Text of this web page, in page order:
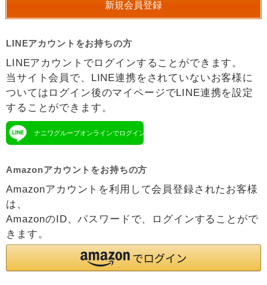
LINEアカウントをお持ちの方
LINEアカウントでログインすることができます。
当サイト会員で、LINE連携をされていないお客様に
ついてはログイン後のマイページでLINE連携を設定
することができます。
ナニワグループオンラインでログイン
Amazonアカウントをお持ちの方
Amazonアカウントを利用して会員登録されたお客様
は、
AmazonのID、パスワードで、ログインすることがで
きます。